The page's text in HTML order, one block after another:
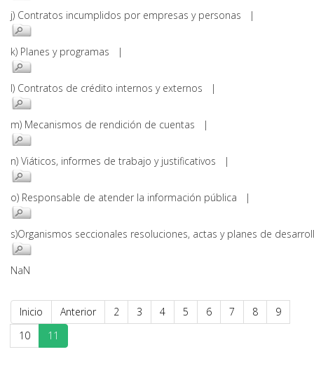
j) Contratos incumplidos por empresas y personas |
k) Planes y programas |
l) Contratos de crédito internos y externos |
m) Mecanismos de rendición de cuentas |
n) Viáticos, informes de trabajo y justificativos |
o) Responsable de atender la información pública |
s)Organismos seccionales resoluciones, actas y planes de
NaN
Inicio Anterior 2 3 4 5 6 7 8
9
10
11